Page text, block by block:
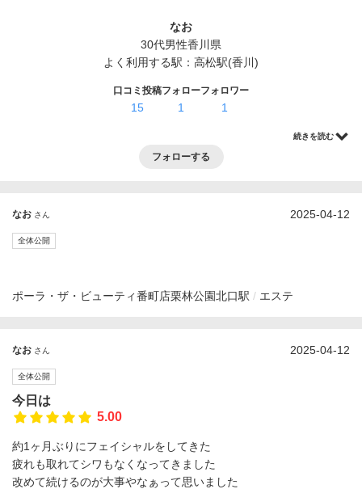
なお
30代男性香川県
よく利用する駅： 高松駅(香川)
口コミ投稿
15
フォロー
1
フォロワー
1
続きを読む
フォローする
なお さん 2025-04-12
全体公開
ポーラ・ザ・ビューティ番町店栗林公園北口駅 エステ
なお さん 2025-04-12
全体公開
今日は
5.00
約1ヶ月ぶりにフェイシャルをしてきた
疲れも取れてシワもなくなってきました
改めて続けるのが大事やなぁって思いました